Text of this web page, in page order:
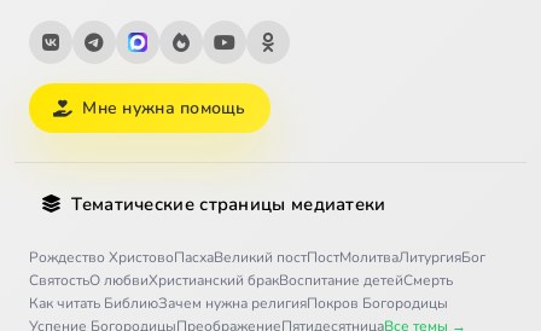
Мне нужна помощь
Тематические страницы медиатеки
Рождество ХристовоПасхаВеликий постПостМолитваЛитургияБог
СвятостьО любвиХристианский бракВоспитание детейСмерть
Как читать БиблиюЗачем нужна религияПокров Богородицы
Успение БогородицыПреображениеПятидесятницаВсе темы →